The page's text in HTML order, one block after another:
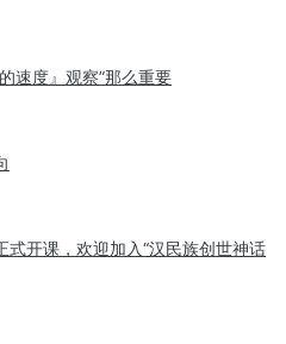
速度』观察”那么重要
式开课，欢迎加入“汉民族创世神话